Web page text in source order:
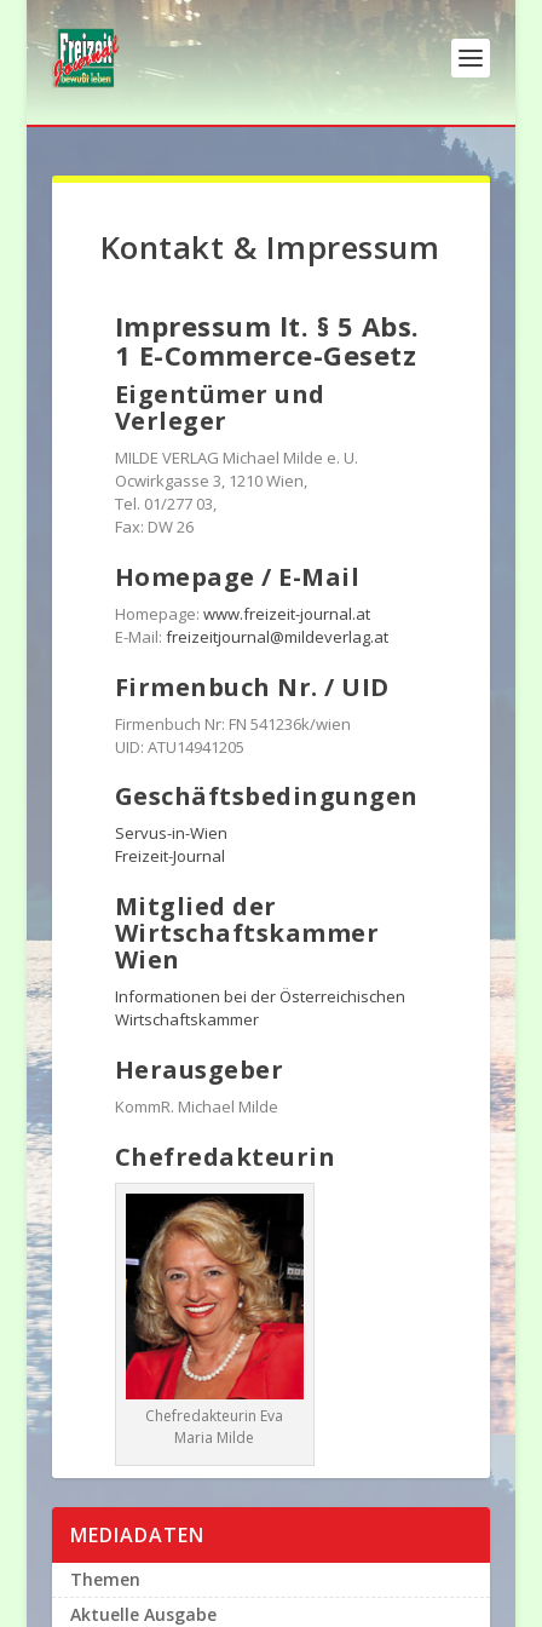
Kontakt & Impressum
Impressum lt. § 5 Abs.
1 E-Commerce-Gesetz
Eigentümer und
Verleger
MILDE VERLAG Michael Milde e. U.
Ocwirkgasse 3, 1210 Wien,
Tel. 01/277 03,
Fax: DW 26
Homepage / E-Mail
Homepage: www.freizeit-journal.at
E-Mail: freizeitjournal@mildeverlag.at
Firmenbuch Nr. / UID
Firmenbuch Nr: FN 541236k/wien
UID: ATU14941205
Geschäftsbedingungen
Servus-in-Wien
Freizeit-Journal
Mitglied der
Wirtschaftskammer
Wien
Informationen bei der Österreichischen
Wirtschaftskammer
Herausgeber
KommR. Michael Milde
Chefredakteurin
Chefredakteurin Eva
Maria Milde
MEDIADATEN
Themen
Aktuelle Ausgabe